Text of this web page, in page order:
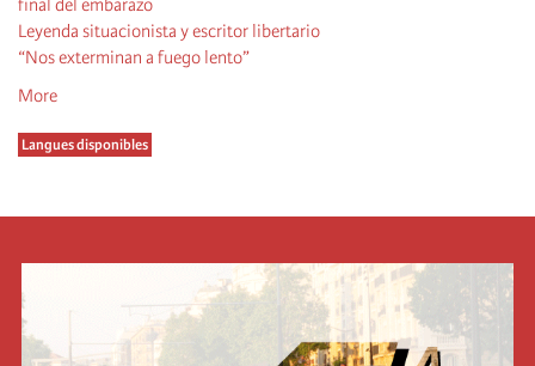
final del embarazo
Leyenda situacionista y escritor libertario
“Nos exterminan a fuego lento”
More
Langues disponibles